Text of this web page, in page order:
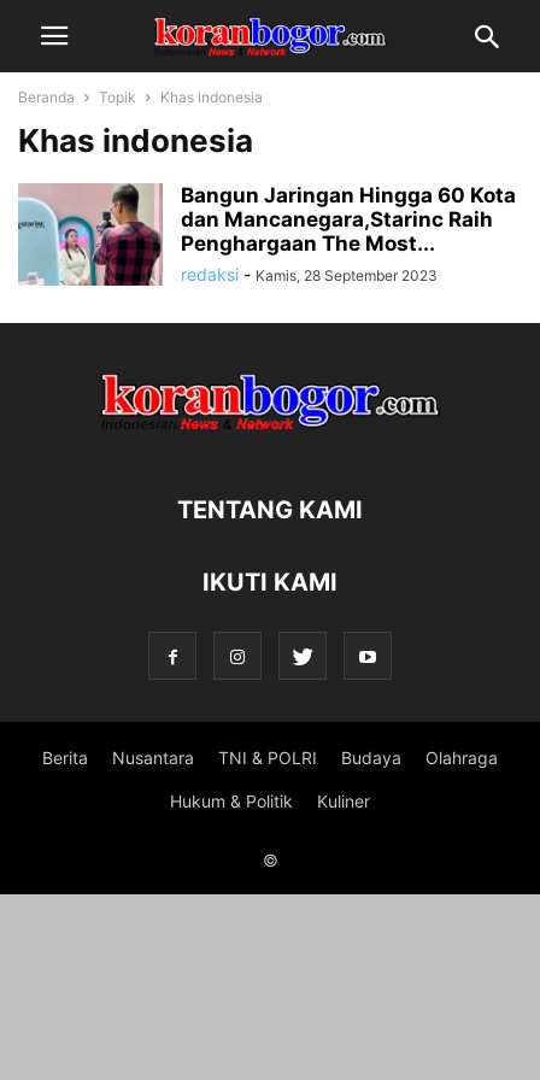
Beranda Topik Khas indonesia
Khas indonesia
Bangun Jaringan Hingga 60 Kota
dan Mancanegara,Starinc Raih
Penghargaan The Most...
redaksi - Kamis, 28 September 2023
TENTANG KAMI
IKUTI KAMI
Berita Nusantara TNI & POLRI Budaya Olahraga
Hukum & Politik Kuliner
©